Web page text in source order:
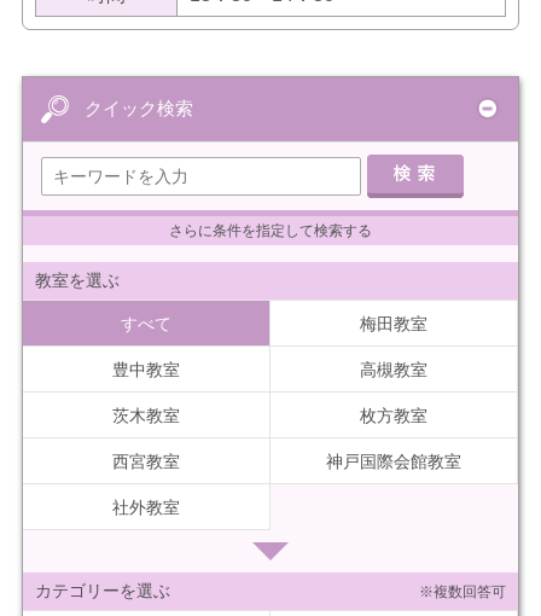
クイック検索
さらに条件を指定して検索する
教室を選ぶ
すべて 梅田教室
豊中教室 高槻教室
茨木教室 枚方教室
西宮教室 神戸国際会館教室
社外教室
カテゴリーを選ぶ ※複数回答可